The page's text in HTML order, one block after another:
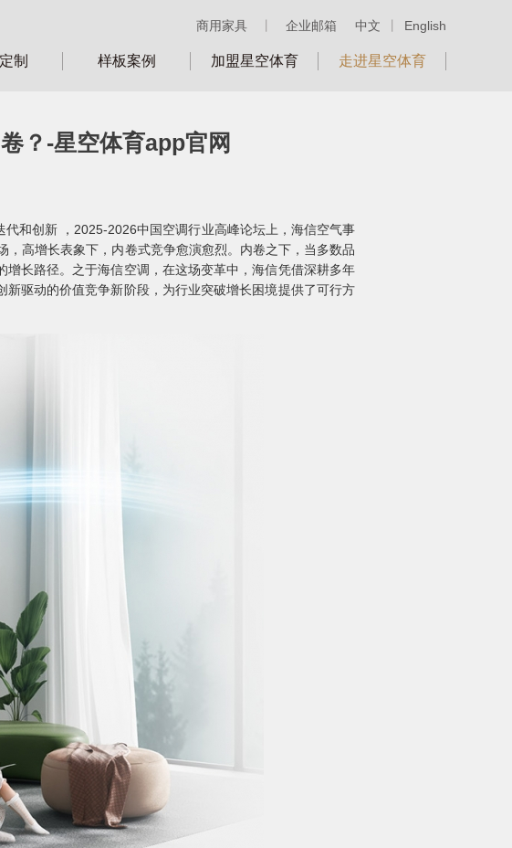
中文 English
商用家具 企业邮箱
制 样板案例 加盟星空体育 走进星空体育
？-星空体育app官网
和创新 ，2025-2026中国空调行业高峰论坛上，海信空气事
高增长表象下，内卷式竞争愈演愈烈。内卷之下，当多数品
长路径。之于海信空调，在这场变革中，海信凭借深耕多年
驱动的价值竞争新阶段，为行业突破增长困境提供了可行方